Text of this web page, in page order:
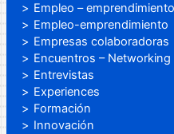
Empleo – emprendimiento
Empleo-emprendimiento
Empresas colaboradoras
Encuentros – Networking
Entrevistas
Experiences
Formación
Innovación